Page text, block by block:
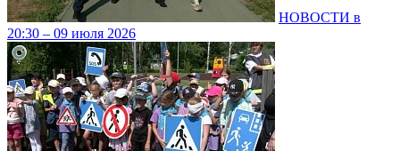
НОВОСТИ в
20:30 – 09 июля 2026